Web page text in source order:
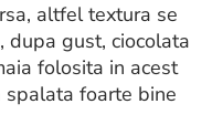
altfel textura se
dupa gust, ciocolata
folosita in acest
spalata foarte bine